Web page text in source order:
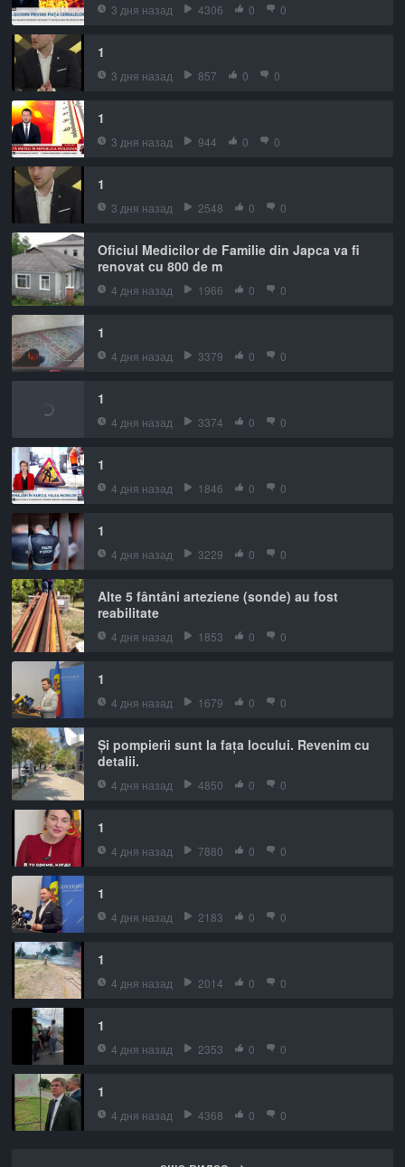
3 дня назад 4306 0 0
1
3 дня назад 857 0 0
1
3 дня назад 944 0 0
1
3 дня назад 2548 0 0
Oficiul Medicilor de Familie din Japca va fi
renovat cu 800 de m
4 дня назад 1966 0 0
1
4 дня назад 3379 0 0
1
4 дня назад 3374 0 0
1
4 дня назад 1846 0 0
1
4 дня назад 3229 0 0
Alte 5 fântâni arteziene (sonde) au fost
reabilitate
4 дня назад 1853 0 0
1
4 дня назад 1679 0 0
Și pompierii sunt la fața locului. Revenim cu
detalii.
4 дня назад 4850 0 0
1
4 дня назад 7880 0 0
1
4 дня назад 2183 0 0
1
4 дня назад 2014 0 0
1
4 дня назад 2353 0 0
1
4 дня назад 4368 0 0